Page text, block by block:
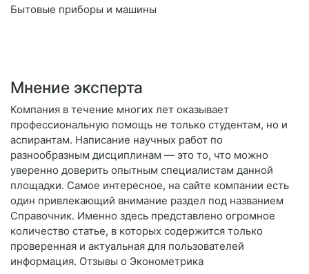
Бытовые приборы и машины
Мнение эксперта
Компания в течение многих лет оказывает
профессиональную помощь не только студентам, но и
аспирантам. Написание научных работ по
разнообразным дисциплинам — это то, что можно
уверенно доверить опытным специалистам данной
площадки. Самое интересное, на сайте компании есть
один привлекающий внимание раздел под названием
Справочник. Именно здесь представлено огромное
количество статье, в которых содержится только
проверенная и актуальная для пользователей
информация. Отзывы о Эконометрика